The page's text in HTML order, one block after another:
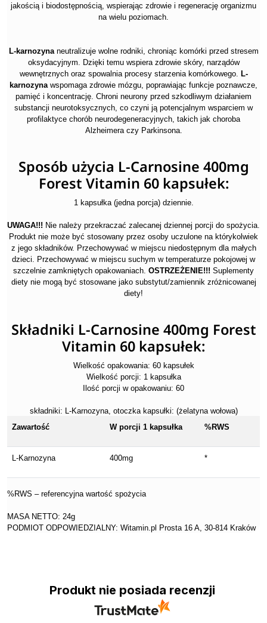
jakością i biodostępnością, wspierając zdrowie i regenerację organizmu
na wielu poziomach.
L-karnozynaneutralizuje wolne rodniki, chroniąc komórki przed stresem
oksydacyjnym. Dzięki temu wspiera zdrowie skóry, narządów
wewnętrznych oraz spowalnia procesy starzenia komórkowego. L-
karnozyna wspomaga zdrowie mózgu, poprawiając funkcje poznawcze,
pamięć i koncentrację. Chroni neurony przed szkodliwym działaniem
substancji neurotoksycznych, co czyni ją potencjalnym wsparciem w
profilaktyce chorób neurodegeneracyjnych, takich jak choroba
Alzheimera czy Parkinsona.
Sposób użycia L-Carnosine 400mg
Forest Vitamin 60 kapsułek:
1 kapsułka (jedna porcja) dziennie.
UWAGA!!! Nie należy przekraczać zalecanej dziennej porcji do spożycia.
Produkt nie może być stosowany przez osoby uczulone na którykolwiek
z jego składników. Przechowywać w miejscu niedostępnym dla małych
dzieci. Przechowywać w miejscu suchym w temperaturze pokojowej w
szczelnie zamkniętych opakowaniach. OSTRZEŻENIE!!! Suplementy
diety nie mogą być stosowane jako substytut/zamiennik zróżnicowanej
diety!
Składniki L-Carnosine 400mg Forest
Vitamin 60 kapsułek:
Wielkość opakowania: 60 kapsułek
Wielkość porcji: 1 kapsułka
Ilość porcji w opakowaniu: 60
składniki: L-Karnozyna, otoczka kapsułki: (żelatyna wołowa)
Zawartość
W porcji 1 kapsułka %RWS
L-Karnozyna 400mg *
%RWS – referencyjna wartość spożycia
MASA NETTO: 24g
PODMIOT ODPOWIEDZIALNY: Witamin.pl Prosta 16 A, 30-814 Kraków
Produkt nie posiada recenzji